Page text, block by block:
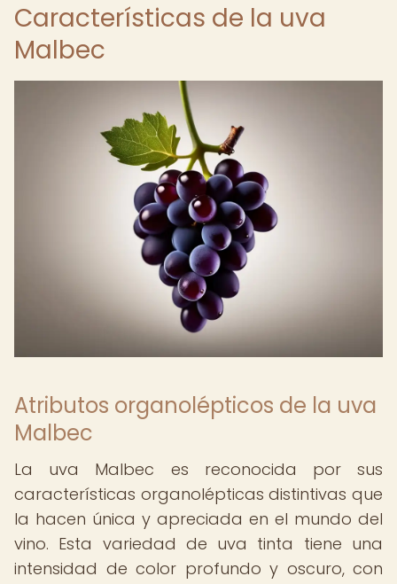
Características de la uva
Malbec
Atributos organolépticos de la uva
Malbec
La uva Malbec es reconocida por sus
características organolépticas distintivas que
la hacen única y apreciada en el mundo del
vino. Esta variedad de uva tinta tiene una
intensidad de color profundo y oscuro, con